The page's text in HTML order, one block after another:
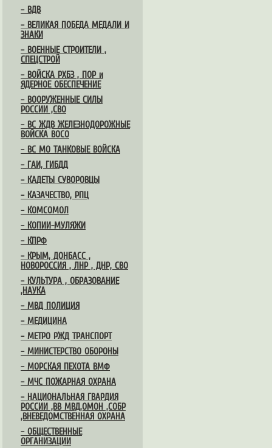
– ВДВ
– ВЕЛИКАЯ ПОБЕДА МЕДАЛИ И
ЗНАКИ
– ВОЕННЫЕ СТРОИТЕЛИ ,
СПЕЦСТРОЙ
– ВОЙСКА РХБЗ , ПОР и
ЯДЕРНОЕ ОБЕСПЕЧЕНИЕ
– ВООРУЖЕННЫЕ СИЛЫ
РОССИИ ,СВО
– ВС ЖДВ ЖЕЛЕЗНОДОРОЖНЫЕ
ВОЙСКА ВОСО
– ВС МО ТАНКОВЫЕ ВОЙСКА
– ГАИ, ГИБДД
– КАДЕТЫ СУВОРОВЦЫ
– КАЗАЧЕСТВО, РПЦ
– КОМСОМОЛ
– КОПИИ-МУЛЯЖИ
– КПРФ
– КРЫМ, ДОНБАСС ,
НОВОРОССИЯ , ЛНР , ДНР, СВО
– КУЛЬТУРА , ОБРАЗОВАНИЕ
,НАУКА
– МВД ПОЛИЦИЯ
– МЕДИЦИНА
– МЕТРО РЖД ТРАНСПОРТ
– МИНИСТЕРСТВО ОБОРОНЫ
– МОРСКАЯ ПЕХОТА ВМФ
– МЧС ПОЖАРНАЯ ОХРАНА
– НАЦИОНАЛЬНАЯ ГВАРДИЯ
РОССИИ ,ВВ МВД,ОМОН ,СОБР
,ВНЕВЕДОМСТВЕННАЯ ОХРАНА
– ОБЩЕСТВЕННЫЕ
ОРГАНИЗАЦИИ